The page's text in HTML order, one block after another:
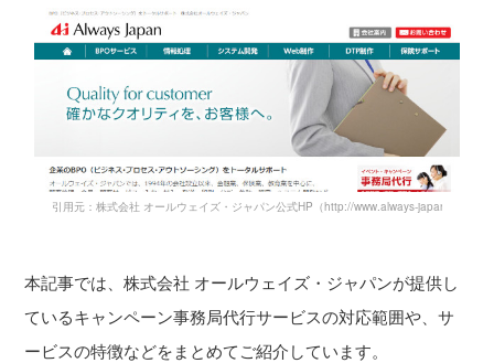
引用元：株式会社 オールウェイズ・ジャパン公式HP（http://www.always-japan.co.jp/）
本記事では、株式会社 オールウェイズ・ジャパンが提供し
ているキャンペーン事務局代行サービスの対応範囲や、サ
ービスの特徴などをまとめてご紹介しています。